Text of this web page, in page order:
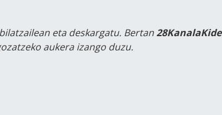
eta deskargatu. Bertan28KanalaKide
aukera izango duzu.